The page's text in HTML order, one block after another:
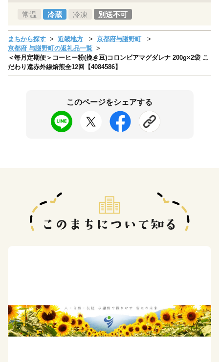
常温 冷蔵 冷凍 別送不可
まちから探す 近畿地方
京都府与謝野町
京都府 与謝野町の返礼品一覧
＜毎月定期便＞コーヒー粉(挽き豆)コロンビアマグダレナ 200g×2袋 こ
だわり遠赤外線焙煎全12回【4084586】
このページをシェアする